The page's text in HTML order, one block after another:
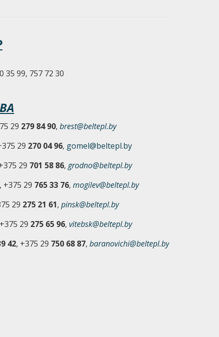
35 99, 757 72 30
29 279 84 90, brest@beltepl.by
29 270 04 96, gomel@beltepl.by
29 701 58 86, grodno@beltepl.by
, +375 29 765 33 76, mogilev@beltepl.by
29 275 21 61, pinsk@beltepl.by
29 275 65 96, vitebsk@beltepl.by
42, +375 29 750 68 87, baranovichi@beltepl.by